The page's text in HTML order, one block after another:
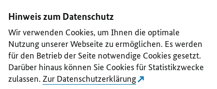
II
III
IV
V
Hinweis zum Datenschutz
Wir verwenden Cookies, um Ihnen die optimale
Nutzung unserer Webseite zu ermöglichen. Es werden
für den Betrieb der Seite notwendige Cookies gesetzt.
Darüber hinaus können Sie Cookies für Statistikzwecke
zulassen. Zur Datenschutzerklärung